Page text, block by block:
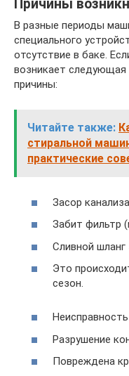
Причины
В разные периоды
специального
отсутствие в баке.
возникает следующая
причины:
Читайте также:
стиральной
практические
Засор
Забит фильтр
Сливной шланг
Это
сезон.
Разрушение
Повреждена